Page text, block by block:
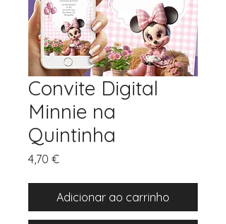
Convite Digital
Minnie na
Quintinha
4,70 €Preço
Adicionar ao carrinho